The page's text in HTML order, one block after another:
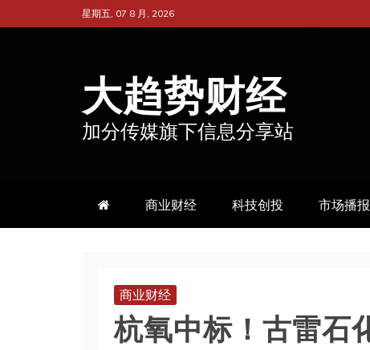
至
星期五, 07 8 月, 2026
大趋势财经
加分传媒旗下信息分享站
商业财经 科技创投 市场播报
商业财经
杭氧中标！古雷石